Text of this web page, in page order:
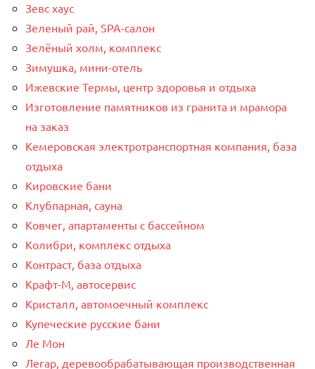
Зевс хаус
Зеленый рай, SPA-салон
Зелёный холм, комплекс
Зимушка, мини-отель
Ижевские Термы, центр здоровья и отдыха
Изготовление памятников из гранита и мрамора
на заказ
Кемеровская электротранспортная компания, база
отдыха
Кировские бани
Клубпарная, сауна
Ковчег, апартаменты с бассейном
Колибри, комплекс отдыха
Контраст, база отдыха
Крафт-М, автосервис
Кристалл, автомоечный комплекс
Купеческие русские бани
Ле Мон
Легар, деревообрабатывающая производственная